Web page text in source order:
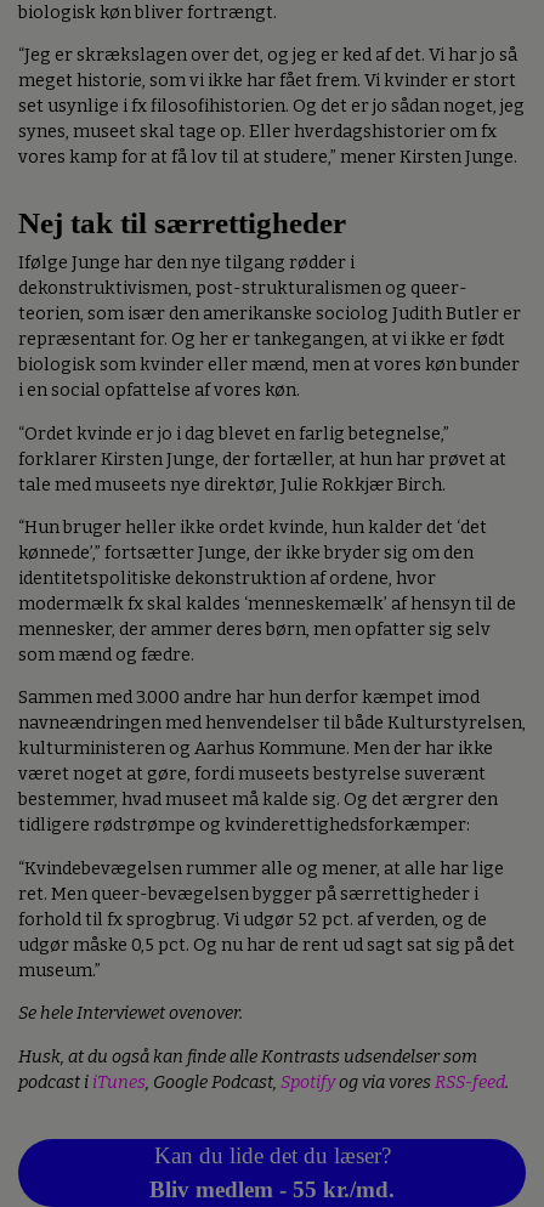
biologisk køn bliver fortrængt.
“Jeg er skrækslagen over det, og jeg er ked af det. Vi har jo så
meget historie, som vi ikke har fået frem. Vi kvinder er stort
set usynlige i fx filosofihistorien. Og det er jo sådan noget, jeg
synes, museet skal tage op. Eller hverdagshistorier om fx
vores kamp for at få lov til at studere,” mener Kirsten Junge.
Nej tak til særrettigheder
Ifølge Junge har den nye tilgang rødder i
dekonstruktivismen, post-strukturalismen og queer-
teorien, som især den amerikanske sociolog Judith Butler er
repræsentant for. Og her er tankegangen, at vi ikke er født
biologisk som kvinder eller mænd, men at vores køn bunder
i en social opfattelse af vores køn.
“Ordet kvinde er jo i dag blevet en farlig betegnelse,”
forklarer Kirsten Junge, der fortæller, at hun har prøvet at
tale med museets nye direktør, Julie Rokkjær Birch.
“Hun bruger heller ikke ordet kvinde, hun kalder det ‘det
kønnede’,” fortsætter Junge, der ikke bryder sig om den
identitetspolitiske dekonstruktion af ordene, hvor
modermælk fx skal kaldes ‘menneskemælk’ af hensyn til de
mennesker, der ammer deres børn, men opfatter sig selv
som mænd og fædre.
Sammen med 3.000 andre har hun derfor kæmpet imod
navneændringen med henvendelser til både Kulturstyrelsen,
kulturministeren og Aarhus Kommune. Men der har ikke
været noget at gøre, fordi museets bestyrelse suverænt
bestemmer, hvad museet må kalde sig. Og det ærgrer den
tidligere rødstrømpe og kvinderettighedsforkæmper:
“Kvindebevægelsen rummer alle og mener, at alle har lige
ret. Men queer-bevægelsen bygger på særrettigheder i
forhold til fx sprogbrug. Vi udgør 52 pct. af verden, og de
udgør måske 0,5 pct. Og nu har de rent ud sagt sat sig på det
museum.”
Se hele Interviewet ovenover.
Husk, at du også kan finde alle Kontrasts udsendelser som
podcast i iTunes, Google Podcast, Spotifyog via voresRSS-feed.
Kan du lide det du læser?
Bliv medlem - 55 kr./md.